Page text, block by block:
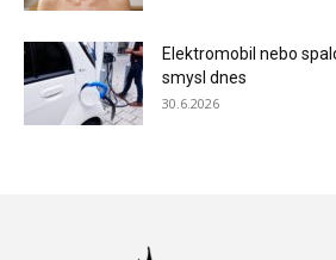
Elektromobil nebo
smysl dnes
30.6.2026